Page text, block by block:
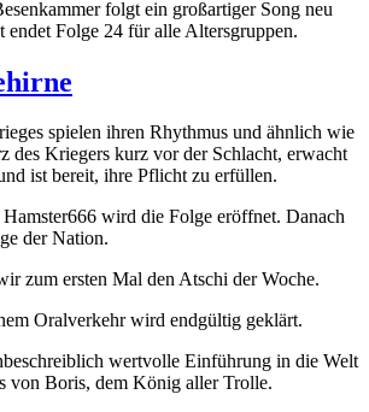
folgt ein großartiger Song neu
endet Folge 24 für alle Altersgruppen.
spielen ihren Rhythmus und ähnlich wie
des Kriegers kurz vor der Schlacht, erwacht
ist bereit, ihre Pflicht zu erfüllen.
wird die Folge eröffnet. Danach
der Nation.
zum ersten Mal den Atschi der Woche.
Oralverkehr wird endgültig geklärt.
wertvolle Einführung in die Welt
von Boris, dem König aller Trolle.